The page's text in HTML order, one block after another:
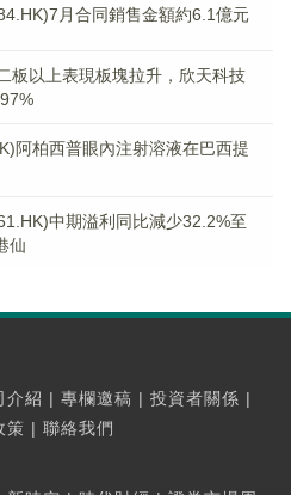
月合同銷售金額約6.1億元
板以上表現板塊拉升，欣天科技
阿柏西普眼內注射溶液在巴西提
中期溢利同比減少32.2%至
仙
介紹 | 專欄邀稿 | 投資者關係 |
策 | 聯絡我們